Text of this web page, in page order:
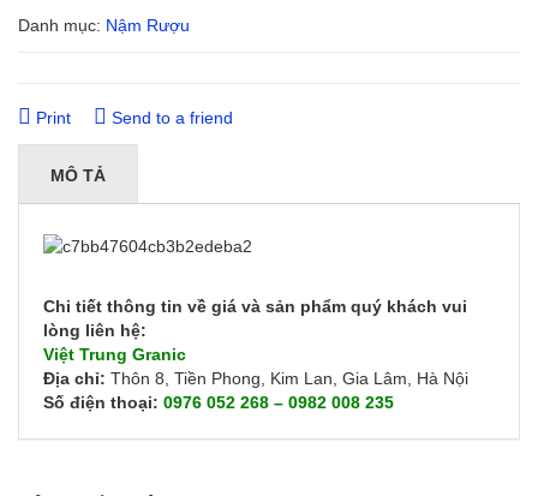
Danh mục: Nậm Rượu
Print Send to a friend
MÔ TẢ
Chi tiết thông tin về giá và sản phẩm quý khách vui
lòng liên hệ:
Việt Trung Granic
Địa chỉ: Thôn 8, Tiền Phong, Kim Lan, Gia Lâm, Hà Nội
Số điện thoại: 0976 052 268 – 0982 008 235